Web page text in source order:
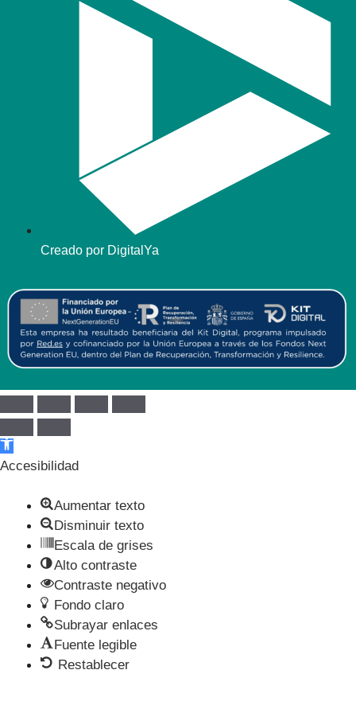
Creado por DigitalYa
Abrir barra de herramientas
Accesibilidad
Aumentar texto
Disminuir texto
Escala de grises
Alto contraste
Contraste negativo
Fondo claro
Subrayar enlaces
Fuente legible
Restablecer